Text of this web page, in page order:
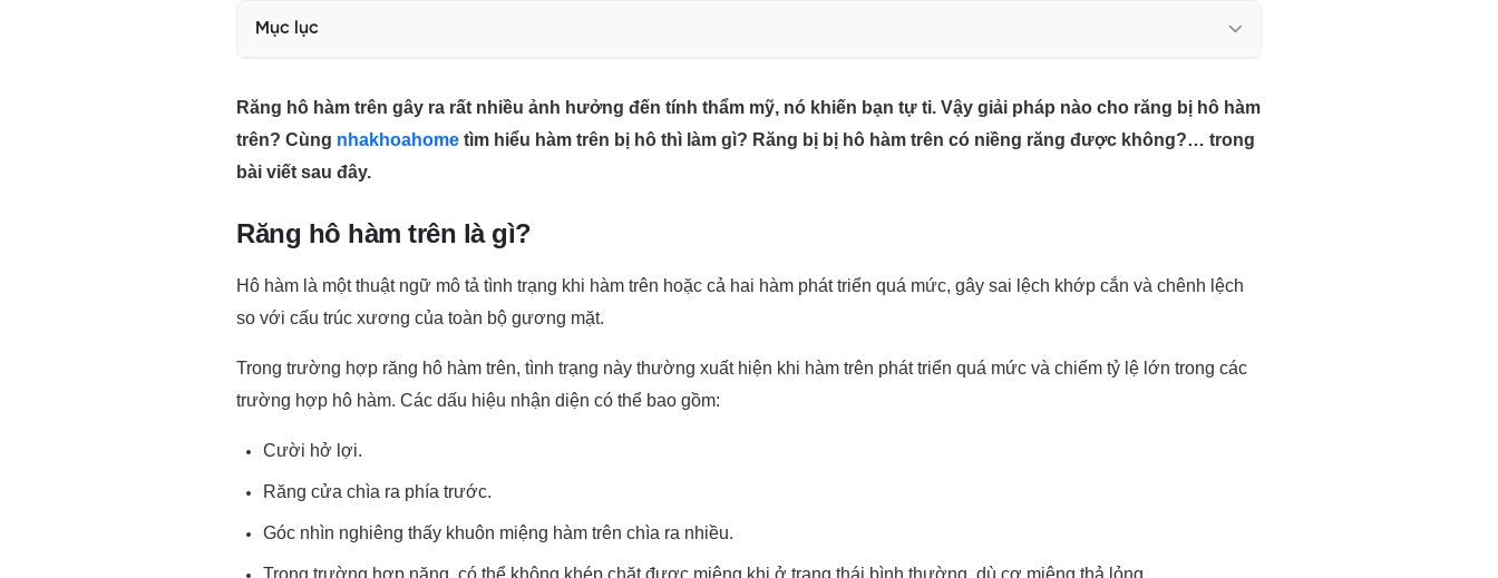
Mục lục
Răng hô hàm trên gây ra rất nhiều ảnh hưởng đến tính thẩm mỹ, nó khiến bạn tự ti. Vậy giải pháp nào cho răng bị hô hàm
trên? Cùng nhakhoahome tìm hiểu hàm trên bị hô thì làm gì? Răng bị bị hô hàm trên có niềng răng được không?… trong
bài viết sau đây.
Răng hô hàm trên là gì?
Hô hàm là một thuật ngữ mô tả tình trạng khi hàm trên hoặc cả hai hàm phát triển quá mức, gây sai lệch khớp cắn và chênh lệch
so với cấu trúc xương của toàn bộ gương mặt.
Trong trường hợp răng hô hàm trên, tình trạng này thường xuất hiện khi hàm trên phát triển quá mức và chiếm tỷ lệ lớn trong các
trường hợp hô hàm. Các dấu hiệu nhận diện có thể bao gồm:
Cười hở lợi.
Răng cửa chìa ra phía trước.
Góc nhìn nghiêng thấy khuôn miệng hàm trên chìa ra nhiều.
Trong trường hợp nặng, có thể không khép chặt được miệng khi ở trạng thái bình thường, dù cơ miệng thả lỏng.